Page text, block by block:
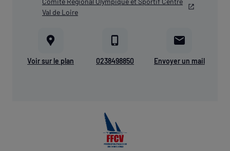
Val de Loire
Voir sur le plan 0238498850 Envoyer un mail